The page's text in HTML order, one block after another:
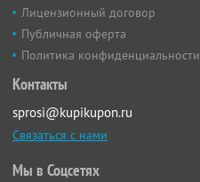
Лицензионный договор
Публичная оферта
Политика конфиденциальности
Контакты
sprosi@kupikupon.ru
Связаться с нами
Мы в Соцсетях